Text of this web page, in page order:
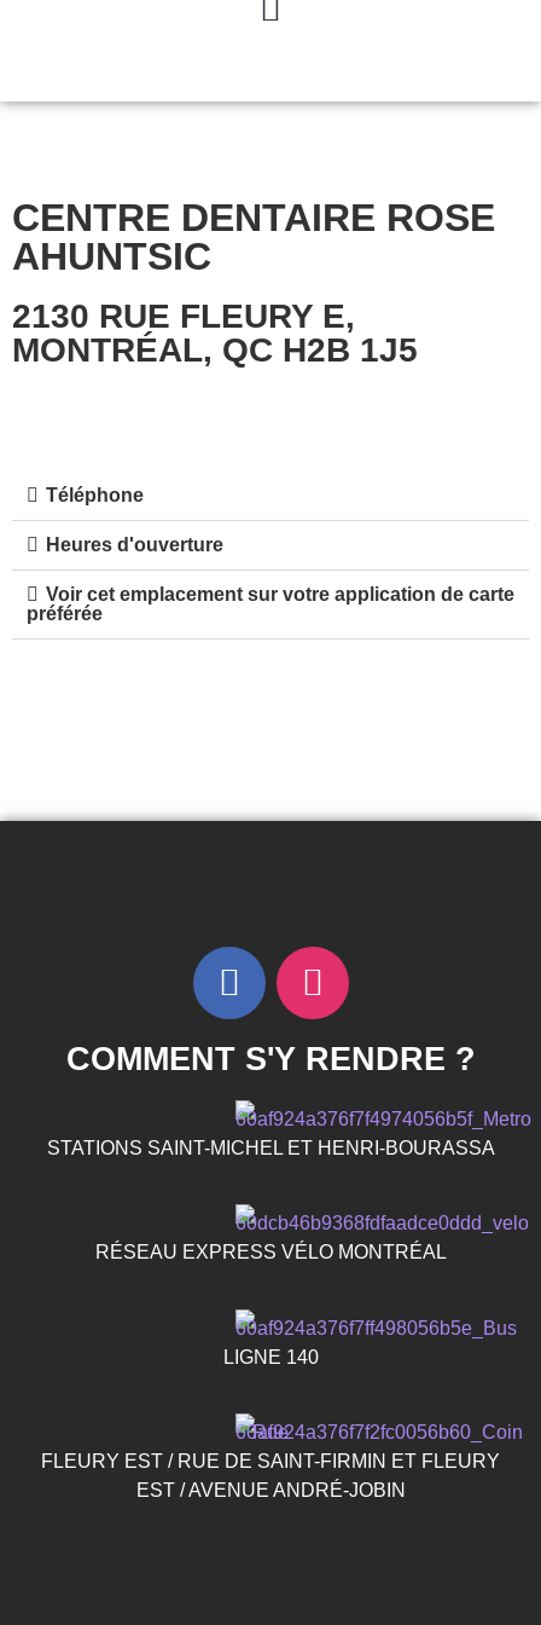
CENTRE DENTAIRE ROSE
AHUNTSIC
2130 RUE FLEURY E,
MONTRÉAL, QC H2B 1J5
Téléphone
Heures d'ouverture
Voir cet emplacement sur votre application de carte
préférée
COMMENT S'Y RENDRE ?
STATIONS SAINT-MICHEL ET HENRI-BOURASSA
RÉSEAU EXPRESS VÉLO MONTRÉAL
LIGNE 140
FLEURY EST / RUE DE SAINT-FIRMIN ET FLEURY
EST / AVENUE ANDRÉ-JOBIN